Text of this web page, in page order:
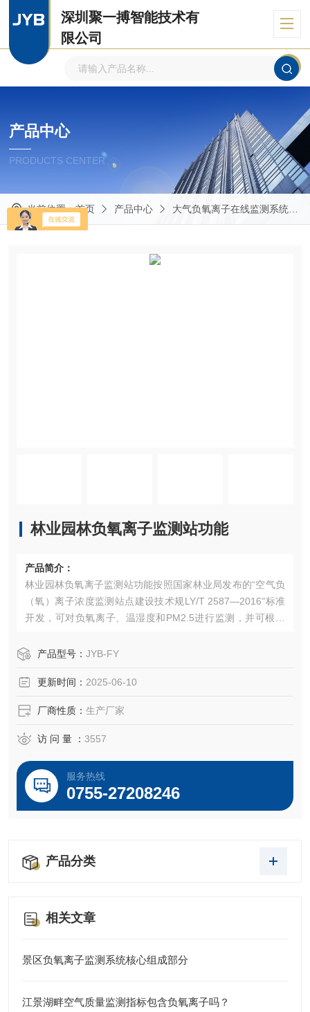
深圳聚一搏智能技术有
限公司
产品中心
PRODUCTS CENTER
当前位置：首页 产品中心 大气负氧离子在线监测系统
林业园林负氧离子监测站功能
产品简介：
林业园林负氧离子监测站功能按照国家林业局发布的“空气负
（氧）离子浓度监测站点建设技术规LY/T 2587—2016"标准
开发，可对负氧离子、温湿度和PM2.5进行监测，并可根据
监测项目.
产品型号： JYB-FY
更新时间： 2025-06-10
厂商性质： 生产厂家
访 问 量 ： 3557
服务热线
0755-27208246
产品分类
相关文章
景区负氧离子监测系统核心组成部分
江景湖畔空气质量监测指标包含负氧离子吗？